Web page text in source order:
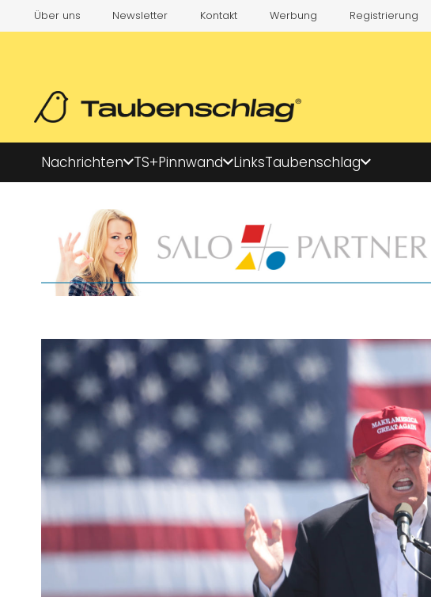
Über uns Newsletter Kontakt Werbung Registrierung
Nachrichten TS+Pinnwand LinksTaubenschlag